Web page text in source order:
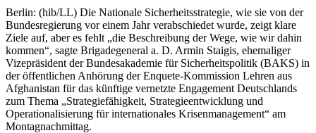
Berlin: (hib/LL) Die Nationale Sicherheitsstrategie, wie sie von der
Bundesregierung vor einem Jahr verabschiedet wurde, zeigt klare
Ziele auf, aber es fehlt „die Beschreibung der Wege, wie wir dahin
kommen“, sagte Brigadegeneral a. D. Armin Staigis, ehemaliger
Vizepräsident der Bundesakademie für Sicherheitspolitik (BAKS) in
der öffentlichen Anhörung der Enquete-Kommission Lehren aus
Afghanistan für das künftige vernetzte Engagement Deutschlands
zum Thema „Strategiefähigkeit, Strategieentwicklung und
Operationalisierung für internationales Krisenmanagement“ am
Montagnachmittag.